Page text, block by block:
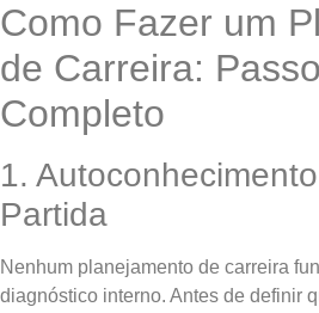
Como Fazer um
de Carreira:
Completo
1.
Partida
Nenhum planejamento de carreira
diagnóstico interno. Antes de definir